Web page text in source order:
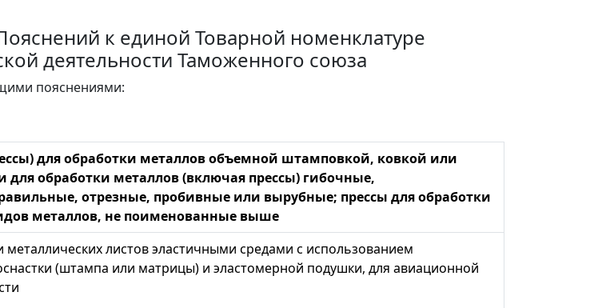
к единой Товарной номенклатуре
деятельности Таможенного союза
пояснениями:
для обработки металлов объемной штамповкой, ковкой или
для обработки металлов (включая прессы) гибочные,
отрезные, пробивные или вырубные; прессы для обработки
металлов, не поименованные выше
листов эластичными средами с использованием
(штампа или матрицы) и эластомерной подушки, для авиационной